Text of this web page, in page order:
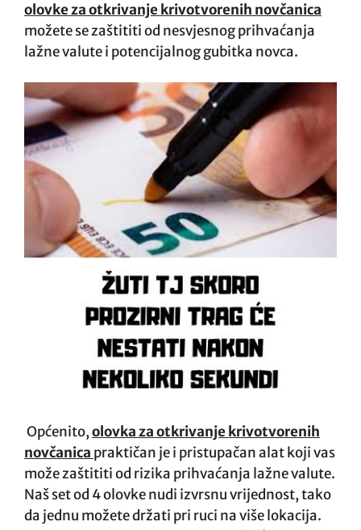
olovke za otkrivanje krivotvorenih novčanica
možete se zaštititi od nesvjesnog prihvaćanja
lažne valute i potencijalnog gubitka novca.
Općenito,olovka za otkrivanje krivotvorenih
novčanica praktičan je i pristupačan alat koji vas
može zaštititi od rizika prihvaćanja lažne valute.
Naš set od 4 olovke nudi izvrsnu vrijednost, tako
da jednu možete držati pri ruci na više lokacija.